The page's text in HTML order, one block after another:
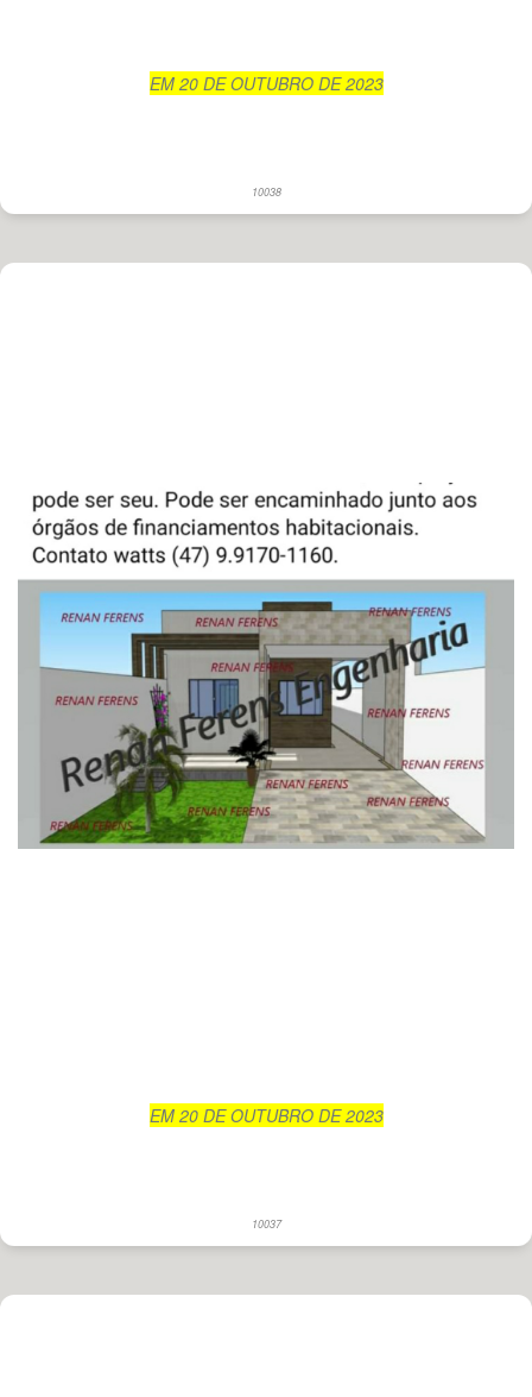
EM 20 DE OUTUBRO DE 2023
10038
EM 20 DE OUTUBRO DE 2023
10037